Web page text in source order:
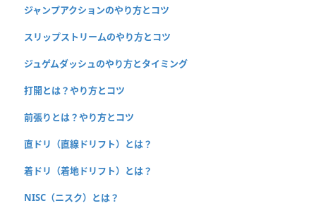
ジャンプアクションのやり方とコツ
スリップストリームのやり方とコツ
ジュゲムダッシュのやり方とタイミング
打開とは？やり方とコツ
前張りとは？やり方とコツ
直ドリ（直線ドリフト）とは？
着ドリ（着地ドリフト）とは？
NISC（ニスク）とは？